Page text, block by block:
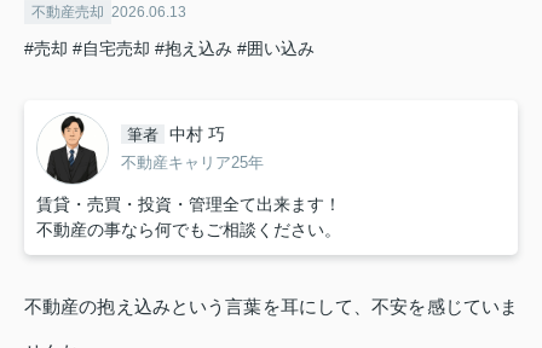
不動産売却 2026.06.13
#売却 #自宅売却 #抱え込み #囲い込み
筆者 中村 巧
不動産キャリア25年
賃貸・売買・投資・管理全て出来ます！
不動産の事なら何でもご相談ください。
不動産の抱え込みという言葉を耳にして、不安を感じていま